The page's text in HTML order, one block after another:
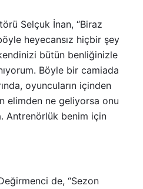
Selçuk İnan, “Biraz
heyecansız hiçbir şey
bütün benliğinizle
Böyle bir camiada
oyuncuların içinden
elimden ne geliyorsa onu
Antrenörlük benim için
de, “Sezon